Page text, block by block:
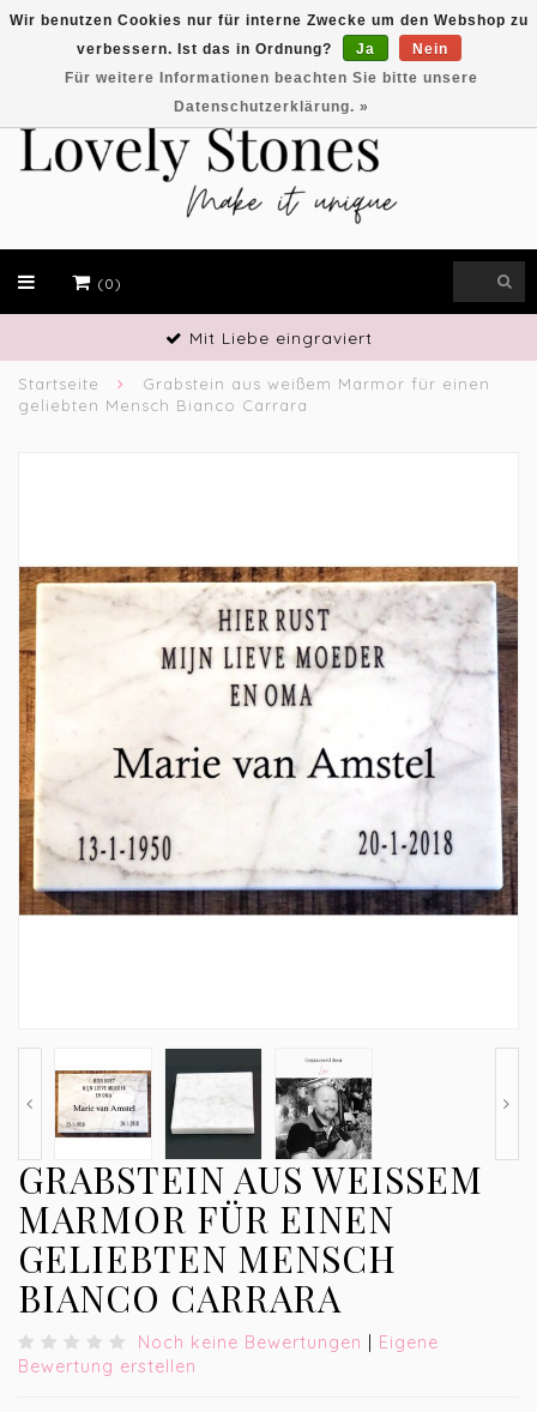
EUR
(0)
Mit Liebe eingraviert
Startseite
Grabstein aus weißem Marmor für einen
geliebten Mensch Bianco Carrara
GRABSTEIN AUS WEISSEM M
ARMOR FÜR EINEN G
ELIEBTEN MENSCH B
IANCO CARRARA
Noch keine Bewertungen | Eigene
Bewertung erstellen
Wir benutzen Cookies nur für interne Zwecke um den Webshop zu
verbessern. Ist das in Ordnung?
Ja
Nein
Für weitere Informationen beachten Sie bitte unsere
Datenschutzerklärung. »